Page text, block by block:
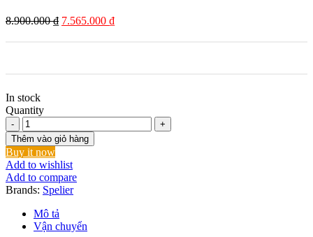
8.900.000₫ Giá
7.565.000 ₫Giá
In stock
Quantity
Máy
hút
mùi
Spelier
SP106
số
lượng
Thêm vào giỏ hàng
Buy it now
Add to wishlist
Add to compare
Brands: Spelier
Mô tả
Vận chuyển